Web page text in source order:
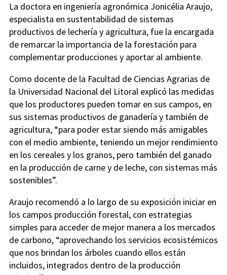
La doctora en ingeniería agronómica Jonicélia Araujo,
especialista en sustentabilidad de sistemas
productivos de lechería y agricultura, fue la encargada
de remarcar la importancia de la forestación para
complementar producciones y aportar al ambiente.
Como docente de la Facultad de Ciencias Agrarias de
la Universidad Nacional del Litoral explicó las medidas
que los productores pueden tomar en sus campos, en
sus sistemas productivos de ganadería y también de
agricultura, “para poder estar siendo más amigables
con el medio ambiente, teniendo un mejor rendimiento
en los cereales y los granos, pero también del ganado
en la producción de carne y de leche, con sistemas más
sostenibles”.
Araujo recomendó a lo largo de su exposición iniciar en
los campos producción forestal, con estrategias
simples para acceder de mejor manera a los mercados
de carbono, “aprovechando los servicios ecosistémicos
que nos brindan los árboles cuando ellos están
incluidos, integrados dentro de la producción